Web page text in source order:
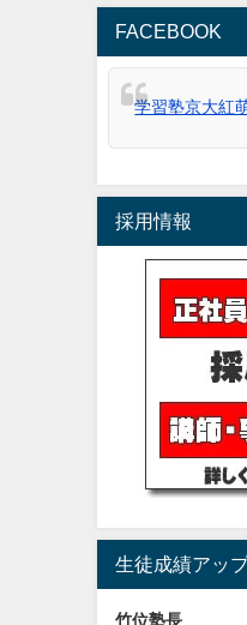
FACEBOOK
学習塾京大紅
採用情報
生徒成績アッ
竹位塾長